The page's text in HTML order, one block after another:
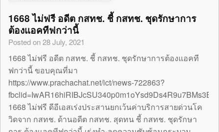
1668 ไม่ฟรี อดีต กสทช. ชี้ กสทช. ชุดรักษาการ
ต้องแอคทีฟกว่านี้
Posted on 28 July, 2021
1668 ไม่ฟรี อดีต กสทช. ชี้ กสทช. ชุดรักษาการต้องแอคที
ฟกว่านี้ ขอบคุณที่มา
https://www.prachachat.net/ict/news-722863?
1668 ไม่ฟรี ดีอีเอสเร่งประสานยกเว้นค่าบริการสายด่วนโค
วิดจาก กสทช. ด้านอดีต กสทช. สุดทน ชี้ กสทช. ชุดรักษา